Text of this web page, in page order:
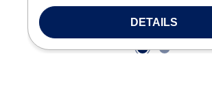
DETAILS